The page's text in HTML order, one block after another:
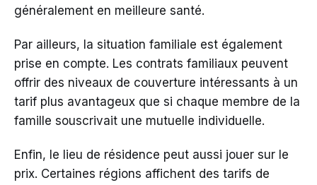
généralement en meilleure santé.
Par ailleurs, la situation familiale est également
prise en compte. Les contrats familiaux peuvent
offrir des niveaux de couverture intéressants à un
tarif plus avantageux que si chaque membre de la
famille souscrivait une mutuelle individuelle.
Enfin, le lieu de résidence peut aussi jouer sur le
prix. Certaines régions affichent des tarifs de